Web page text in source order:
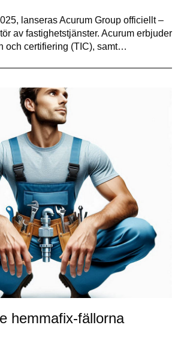
lanseras Acurum Group officiellt –
av fastighetstjänster. Acurum erbjuder
och certifiering (TIC), samt…
hemmafix-fällorna